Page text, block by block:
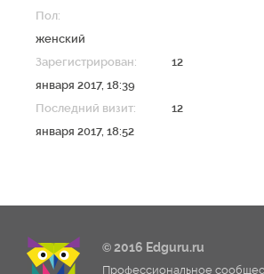
Пол:
женский
Зарегистрирован:
12
января 2017, 18:39
Последний визит:
12
января 2017, 18:52
© 2016 Edguru.ru
Профессиональное